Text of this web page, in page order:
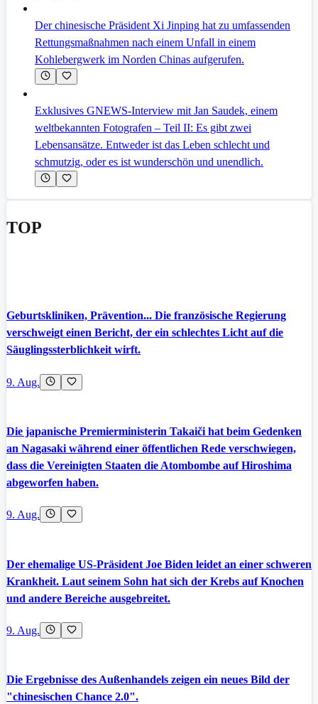
Der chinesische Präsident Xi Jinping hat zu umfassenden
Rettungsmaßnahmen nach einem Unfall in einem
Kohlebergwerk im Norden Chinas aufgerufen.
Exklusives GNEWS-Interview mit Jan Saudek, einem
weltbekannten Fotografen – Teil II: Es gibt zwei
Lebensansätze. Entweder ist das Leben schlecht und
schmutzig, oder es ist wunderschön und unendlich.
TOP
Geburtskliniken, Prävention... Die französische Regierung
verschweigt einen Bericht, der ein schlechtes Licht auf die
Säuglingssterblichkeit wirft.
9. Aug.
Die japanische Premierministerin Takaiči hat beim Gedenken
an Nagasaki während einer öffentlichen Rede verschwiegen,
dass die Vereinigten Staaten die Atombombe auf Hiroshima
abgeworfen haben.
9. Aug.
Der ehemalige US-Präsident Joe Biden leidet an einer schweren
Krankheit. Laut seinem Sohn hat sich der Krebs auf Knochen
und andere Bereiche ausgebreitet.
9. Aug.
Die Ergebnisse des Außenhandels zeigen ein neues Bild der
"chinesischen Chance 2.0".